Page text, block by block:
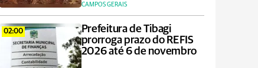
CAMPOS GERAIS
02:00
Prefeitura de Tibagi
prorroga prazo do REFIS
2026 até 6 de novembro